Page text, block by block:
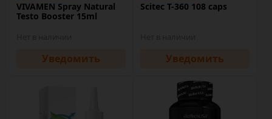
VIVAMEN Spray Natural
Testo Booster 15ml
Уведомить
Scitec T-360 108 caps
Уведомить